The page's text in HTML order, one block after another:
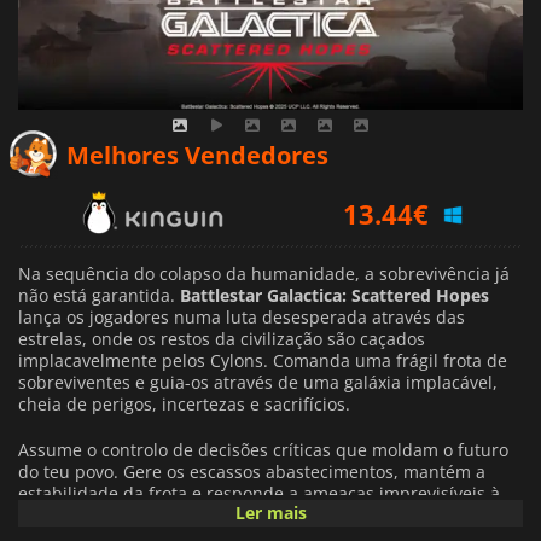
Melhores Vendedores
15.94€
17.79€
Na sequência do colapso da humanidade, a sobrevivência já
não está garantida. Battlestar Galactica: Scattered Hopes
lança os jogadores numa luta desesperada através das
estrelas, onde os restos da civilização são caçados
implacavelmente pelos Cylons. Comanda uma frágil frota de
sobreviventes e guia-os através de uma galáxia implacável,
cheia de perigos, incertezas e sacrifícios.
Assume o controlo de decisões críticas que moldam o futuro
do teu povo. Gere os escassos abastecimentos, mantém a
estabilidade da frota e responde a ameaças imprevisíveis à
medida que as tensões aumentam entre civis e forças
Ler mais